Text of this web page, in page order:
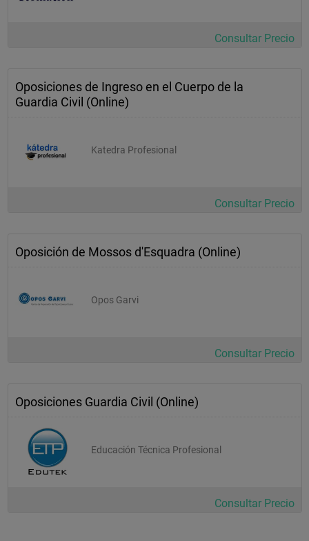
Consultar Precio
Oposiciones de Ingreso en el Cuerpo de la
Guardia Civil (Online)
Katedra Profesional
Consultar Precio
Oposición de Mossos d'Esquadra (Online)
Opos Garvi
Consultar Precio
Oposiciones Guardia Civil (Online)
Educación Técnica Profesional
Consultar Precio